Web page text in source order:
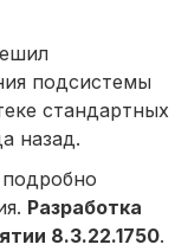
подсистемы
стандартных
назад.
подробно
Разработка
8.3.22.1750.